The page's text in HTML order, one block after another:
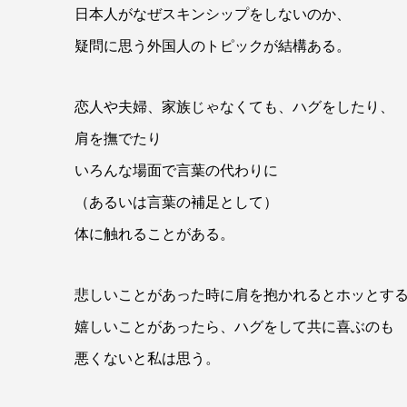
日本人がなぜスキンシップをしないのか、
疑問に思う外国人のトピックが結構ある。
恋人や夫婦、家族じゃなくても、ハグをしたり、
肩を撫でたり
いろんな場面で言葉の代わりに
（あるいは言葉の補足として）
体に触れることがある。
悲しいことがあった時に肩を抱かれるとホッとす
嬉しいことがあったら、ハグをして共に喜ぶのも
悪くないと私は思う。